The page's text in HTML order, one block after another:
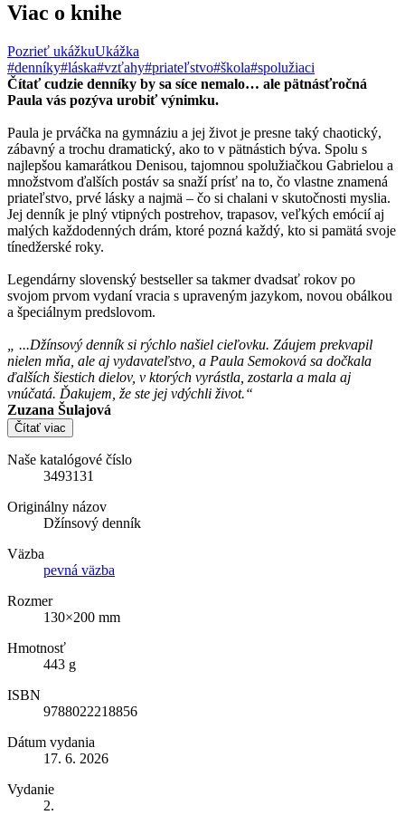
Viac o knihe
Pozrieť ukážkuUkážka
#denníky#láska#vzťahy#priateľstvo#škola#spolužiaci
Čítať cudzie denníky by sa síce nemalo… ale pätnásťročná
Paula vás pozýva urobiť výnimku.
Paula je prváčka na gymnáziu a jej život je presne taký chaotický,
zábavný a trochu dramatický, ako to v pätnástich býva. Spolu s
najlepšou kamarátkou Denisou, tajomnou spolužiačkou Gabrielou a
množstvom ďalších postáv sa snaží prísť na to, čo vlastne znamená
priateľstvo, prvé lásky a najmä – čo si chalani v skutočnosti myslia.
Jej denník je plný vtipných postrehov, trapasov, veľkých emócií aj
malých každodenných drám, ktoré pozná každý, kto si pamätá svoje
tínedžerské roky.
Legendárny slovenský bestseller sa takmer dvadsať rokov po
svojom prvom vydaní vracia s upraveným jazykom, novou obálkou
a špeciálnym predslovom.
„ ...Džínsový denník si rýchlo našiel cieľovku. Záujem prekvapil
nielen mňa, ale aj vydavateľstvo, a Paula Semoková sa dočkala
ďalších šiestich dielov, v ktorých vyrástla, zostarla a mala aj
vnúčatá. Ďakujem, že ste jej vdýchli život.“
Zuzana Šulajová
Čítať viac
Naše katalógové číslo
3493131
Originálny názov
Džínsový denník
Väzba
pevná väzba
Rozmer
130×200 mm
Hmotnosť
443 g
ISBN
9788022218856
Dátum vydania
17. 6. 2026
Vydanie
2.